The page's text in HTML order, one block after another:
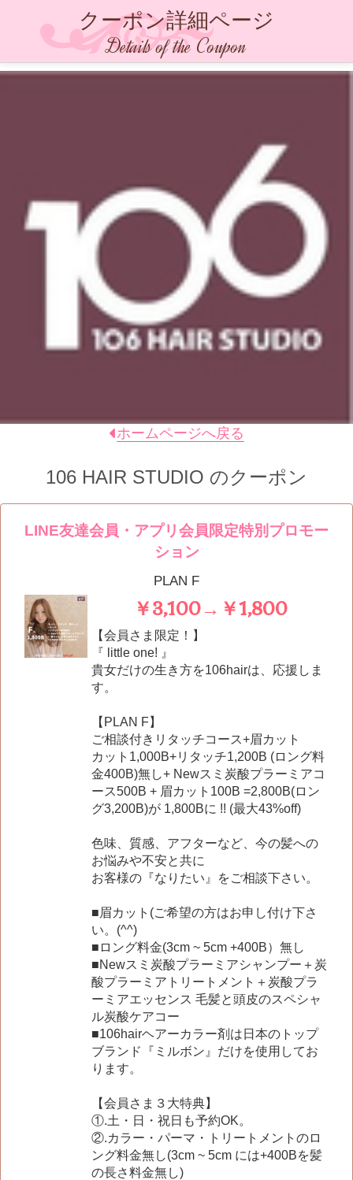
クーポン詳細ページ
Details of the Coupon
ホームページへ戻る
106 HAIR STUDIO のクーポン
LINE友達会員・アプリ会員限定特別プロモー
ション
PLAN F
￥3,100→￥1,800
【会員さま限定！】
『 little one! 』
貴女だけの生き方を106hairは、応援しま
す。
【PLAN F】
ご相談付きリタッチコース+眉カット
カット1,000B+リタッチ1,200B (ロング料
金400B)無し+ Newスミ炭酸プラーミアコ
ース500B + 眉カット100B =2,800B(ロン
グ3,200B)が 1,800Bに !! (最大43%off)
色味、質感、アフターなど、今の髪への
お悩みや不安と共に
お客様の『なりたい』をご相談下さい。
■眉カット(ご希望の方はお申し付け下さ
い。(^^)
■ロング料金(3cm ~ 5cm +400B）無し
■Newスミ炭酸プラーミアシャンプー＋炭
酸プラーミアトリートメント＋炭酸プラ
ーミアエッセンス 毛髪と頭皮のスペシャ
ル炭酸ケアコー
■106hairヘアーカラー剤は日本のトップ
ブランド『ミルボン』だけを使用してお
ります。
【会員さま３大特典】
①.土・日・祝日も予約OK。
②.カラー・パーマ・トリートメントのロ
ング料金無し(3cm ~ 5cm には+400Bを髪
の長さ料金無し)